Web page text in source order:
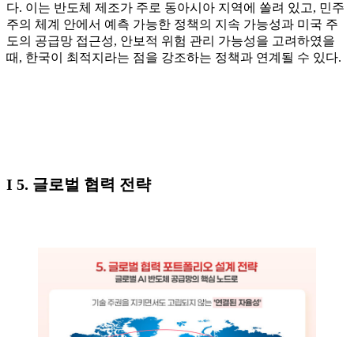
다. 이는 반도체 제조가 주로 동아시아 지역에 쏠려 있고, 민주
주의 체계 안에서 예측 가능한 정책의 지속 가능성과 미국 주
도의 공급망 접근성, 안보적 위험 관리 가능성을 고려하였을
때, 한국이 최적지라는 점을 강조하는 정책과 연계될 수 있다.
I 5. 글로벌 협력 전략